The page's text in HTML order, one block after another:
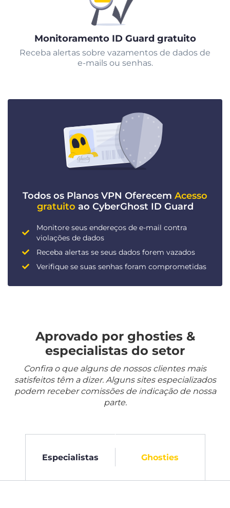
Monitoramento ID Guard gratuito
Receba alertas sobre vazamentos de dados de
e-mails ou senhas.
Todos os Planos VPN Oferecem Acesso
gratuito ao CyberGhost ID Guard
Monitore seus endereços de e-mail contra
violações de dados
Receba alertas se seus dados forem vazados
Verifique se suas senhas foram comprometidas
Aprovado por ghosties &
especialistas do setor
Confira o que alguns de nossos clientes mais
satisfeitos têm a dizer. Alguns sites especializados
podem receber comissões de indicação de nossa
parte.
Especialistas Ghosties